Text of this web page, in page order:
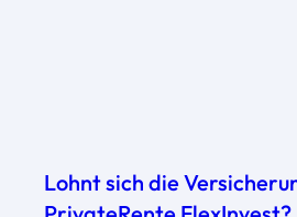
Lohnt sich die